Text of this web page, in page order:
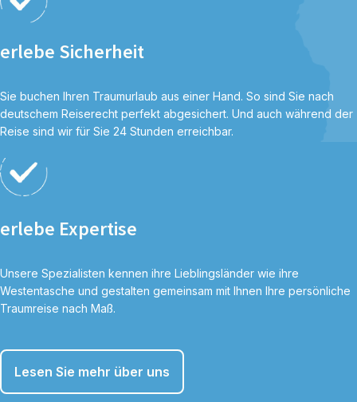
erlebe Sicherheit
Sie buchen Ihren Traumurlaub aus einer Hand. So sind Sie nach
deutschem Reiserecht perfekt abgesichert. Und auch während der
Reise sind wir für Sie 24 Stunden erreichbar.
erlebe Expertise
Unsere Spezialisten kennen ihre Lieblingsländer wie ihre
Westentasche und gestalten gemeinsam mit Ihnen Ihre persönliche
Traumreise nach Maß.
Lesen Sie mehr über uns